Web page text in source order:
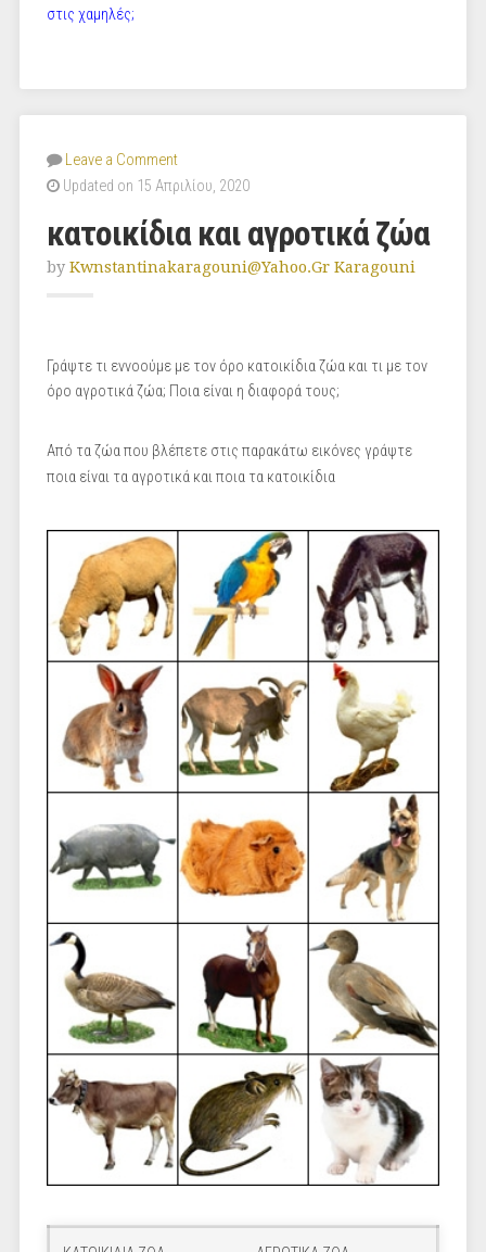
στις χαμηλές;
Leave a Comment
Updated on 15 Απριλίου, 2020
κατοικίδια και αγροτικά ζώα
by Kwnstantinakaragouni@yahoo.gr Karagouni
Γράψτε τι εννοούμε με τον όρο κατοικίδια ζώα και τι με τον
όρο αγροτικά ζώα; Ποια είναι η διαφορά τους;
Από τα ζώα που βλέπετε στις παρακάτω εικόνες γράψτε
ποια είναι τα αγροτικά και ποια τα κατοικίδια